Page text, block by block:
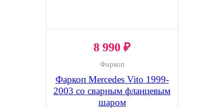
8 990 ₽
Фаркоп
Фаркоп Mercedes Vito 1999-
2003 со сварным фланцевым
шаром